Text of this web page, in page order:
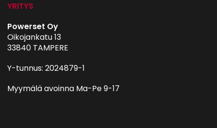
YRITYS
Powerset Oy
Oikojankatu 13
33840 TAMPERE
Y-tunnus: 2024879-1
Myymälä avoinna Ma-Pe 9-17